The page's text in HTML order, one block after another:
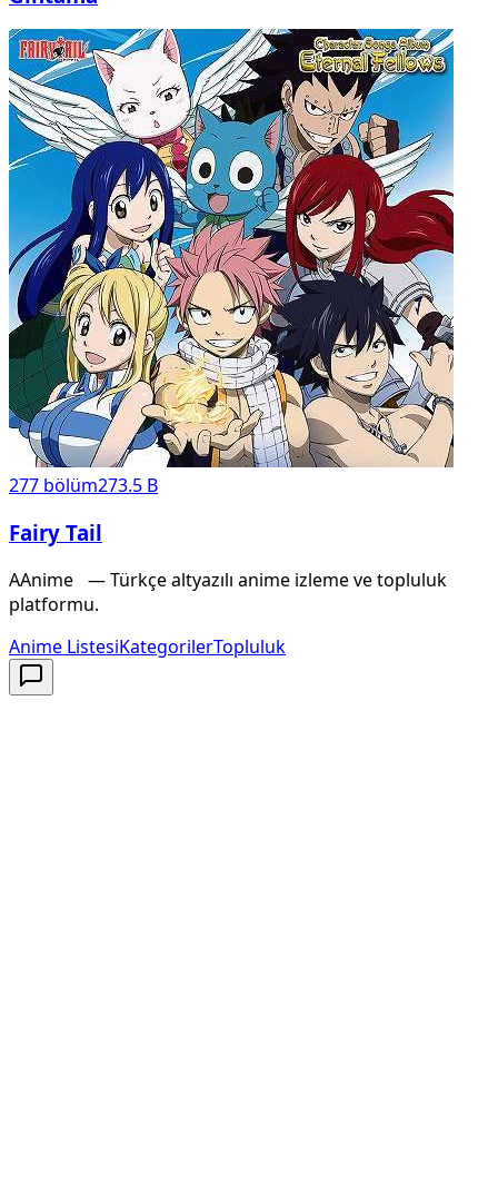
277 bölüm273.5 B
Fairy Tail
AAnime — Türkçe altyazılı anime izleme ve topluluk
platformu.
Anime ListesiKategorilerTopluluk